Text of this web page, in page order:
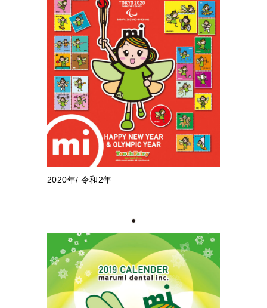
2020年/ 令和2年